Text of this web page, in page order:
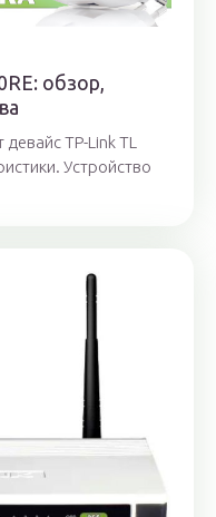
обзор,
TP-Link TL
Устройство